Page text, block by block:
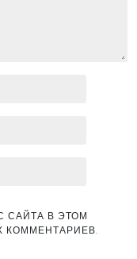
САЙТА В ЭТОМ
КОММЕНТАРИЕВ.